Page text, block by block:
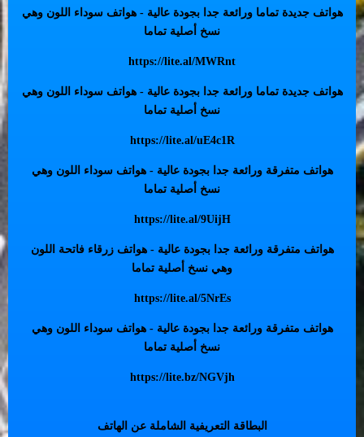
هواتف جديدة تماما ورائعة جدا بجودة عالية - هواتف سوداء اللون وهي
نسخ أصلية تماما
https://lite.al/MWRnt
هواتف جديدة تماما ورائعة جدا بجودة عالية - هواتف سوداء اللون وهي
نسخ أصلية تماما
https://lite.al/uE4c1R
هواتف متفرقة ورائعة جدا بجودة عالية - هواتف سوداء اللون وهي
نسخ أصلية تماما
https://lite.al/9UijH
هواتف متفرقة ورائعة جدا بجودة عالية - هواتف زرقاء فاتحة اللون
وهي نسخ أصلية تماما
https://lite.al/5NrEs
هواتف متفرقة ورائعة جدا بجودة عالية - هواتف سوداء اللون وهي
نسخ أصلية تماما
https://lite.bz/NGVjh
البطاقة التعريفية الشاملة عن الهاتف